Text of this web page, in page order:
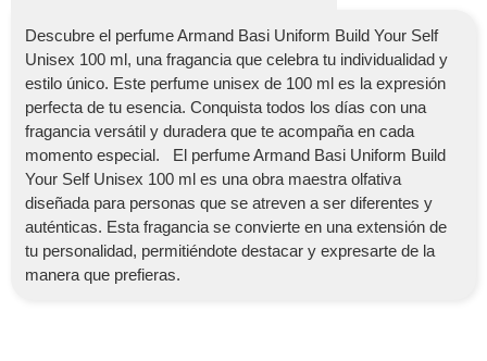
Descubre el perfume Armand Basi Uniform Build Your Self
Unisex 100 ml, una fragancia que celebra tu individualidad y
estilo único. Este perfume unisex de 100 ml es la expresión
perfecta de tu esencia. Conquista todos los días con una
fragancia versátil y duradera que te acompaña en cada
momento especial. El perfume Armand Basi Uniform Build
Your Self Unisex 100 ml es una obra maestra olfativa
diseñada para personas que se atreven a ser diferentes y
auténticas. Esta fragancia se convierte en una extensión de
tu personalidad, permitiéndote destacar y expresarte de la
manera que prefieras.